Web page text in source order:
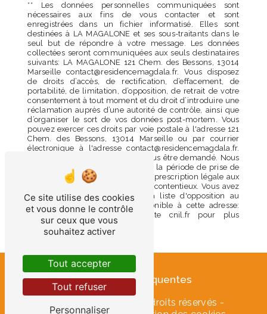
** Les données personnelles communiquées sont
nécessaires aux fins de vous contacter et sont
enregistrées dans un fichier informatisé. Elles sont
destinées à LA MAGALONE et ses sous-traitants dans le
seul but de répondre à votre message. Les données
collectées seront communiquées aux seuls destinataires
suivants: LA MAGALONE 121 Chem. des Bessons, 13014
Marseille contact@residencemagdala.fr. Vous disposez
de droits d’accès, de rectification, d’effacement, de
portabilité, de limitation, d’opposition, de retrait de votre
consentement à tout moment et du droit d’introduire une
réclamation auprès d’une autorité de contrôle, ainsi que
d’organiser le sort de vos données post-mortem. Vous
pouvez exercer ces droits par voie postale à l'adresse 121
Chem. des Bessons, 13014 Marseille ou par courrier
électronique à l'adresse contact@residencemagdala.fr.
Un justificatif d'identité pourra vous être demandé. Nous
conservons vos données pendant la période de prise de
contact puis pendant la durée de prescription légale aux
fins probatoires et de gestion des contentieux. Vous avez
le droit de vous inscrire sur la liste d'opposition au
démarchage téléphonique, disponible à cette adresse:
Bloctel.gouv.fr . Consultez le site cnil.fr pour plus
d’informations sur vos droits.
Recherches fréquentes
- 2026 - Tous droits réservés -
Ce site utilise des cookies
et vous donne le contrôle
sur ceux que vous
souhaitez activer
Tout accepter
Tout refuser
Personnaliser